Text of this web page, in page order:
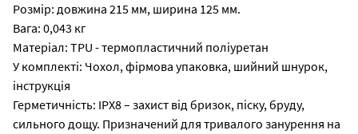
Розмір: довжина 215 мм, ширина 125 мм.
Вага: 0,043 кг
Матеріал: TPU - термопластичний поліуретан
У комплекті: Чохол, фірмова упаковка, шийний шнурок,
інструкція
Герметичність: IPX8 – захист від бризок, піску, бруду,
сильного дощу. Призначений для тривалого занурення на